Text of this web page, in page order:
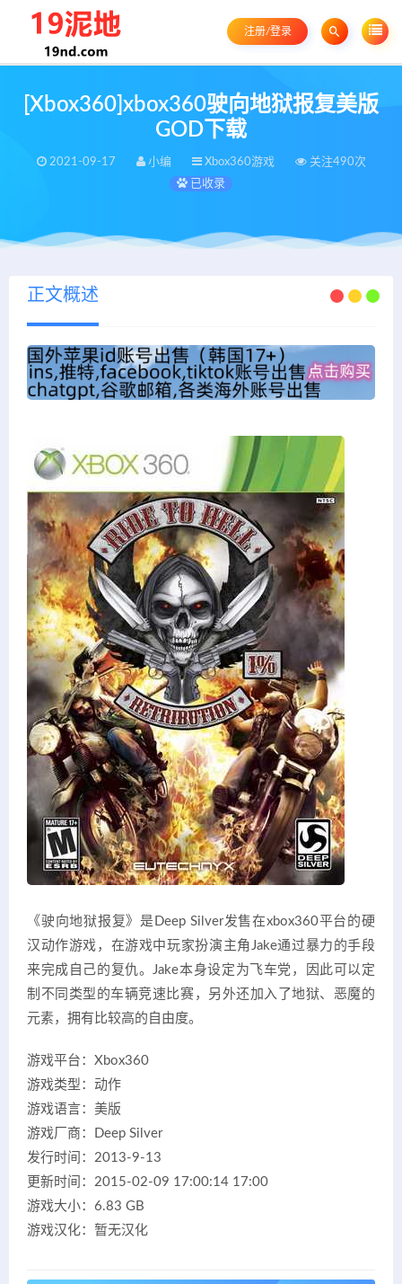
注册/登录
[Xbox360]xbox360驶向地狱报复美版
GOD下载
2021-09-17 小编 Xbox360游戏
关注490次
已收录
正文概述
《驶向地狱报复》是Deep Silver发售在xbox360平台的硬
汉动作游戏，在游戏中玩家扮演主角Jake通过暴力的手段
来完成自己的复仇。Jake本身设定为飞车党，因此可以定
制不同类型的车辆竞速比赛，另外还加入了地狱、恶魔的
元素，拥有比较高的自由度。
游戏平台：Xbox360
游戏类型：动作
游戏语言：美版
游戏厂商：Deep Silver
发行时间：2013-9-13
更新时间：2015-02-09 17:00:14 17:00
游戏大小：6.83 GB
游戏汉化：暂无汉化